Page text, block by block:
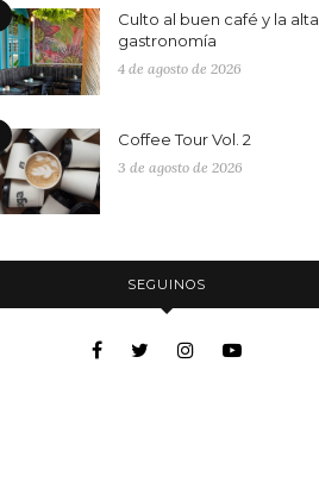
Culto al buen café y la alta
gastronomía
4 de agosto de 2026
Coffee Tour Vol. 2
3 de agosto de 2026
SEGUINOS